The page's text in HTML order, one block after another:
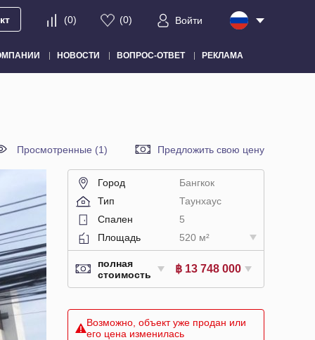
(0) (0) Войти
НОВОСТИ ВОПРОС-ОТВЕТ РЕКЛАМА
Просмотренные (1) Предложить свою цену
Город
Бангкок
Тип
Таунхаус
Спален
5
Площадь
520 м²
полная
стоимость
฿ 13 748 000
Возможно, объект уже продан или
его цена изменилась